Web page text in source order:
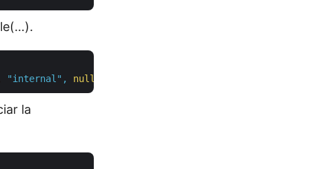
"internal" , null
la